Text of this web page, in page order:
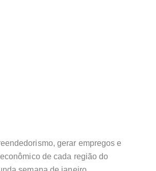
gerar empregos e
de cada região do